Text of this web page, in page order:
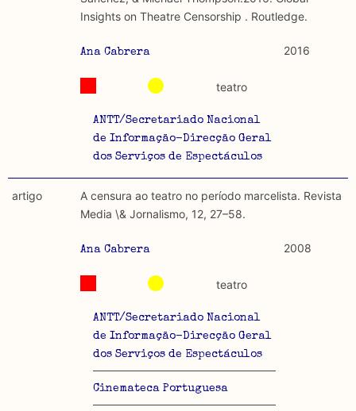
Insights on Theatre Censorship . Routledge.
Ana Cabrera 2016
ANTT/Secretariado Nacional
de Informação-Direcção Geral
dos Serviços de Espectáculos
teatro
artigo
A censura ao teatro no período marcelista. Revista
Media \& Jornalismo, 12, 27–58.
Ana Cabrera 2008
ANTT/Secretariado Nacional
de Informação-Direcção Geral
dos Serviços de Espectáculos
Cinemateca Portuguesa
teatro